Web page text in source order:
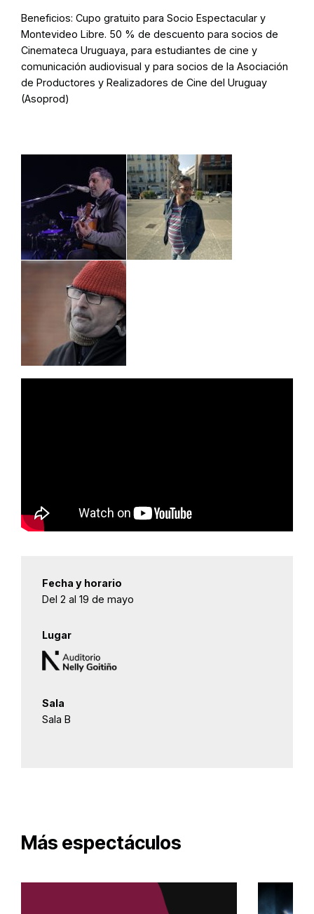
Beneficios: Cupo gratuito para Socio Espectacular y
Montevideo Libre. 50 % de descuento para socios de
Cinemateca Uruguaya, para estudiantes de cine y
comunicación audiovisual y para socios de la Asociación
de Productores y Realizadores de Cine del Uruguay
(Asoprod)
Fecha y horario
Del 2 al 19 de mayo
Lugar
Sala
Sala B
Más espectáculos